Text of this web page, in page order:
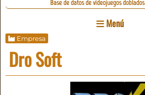
Base de datos de videojuegos
Menú
Empresa
Dro Soft